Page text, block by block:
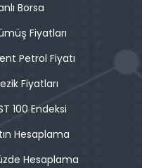
Borsa
Fiyatları
Petrol Fiyatı
Fiyatları
100 Endeksi
Hesaplama
Hesaplama